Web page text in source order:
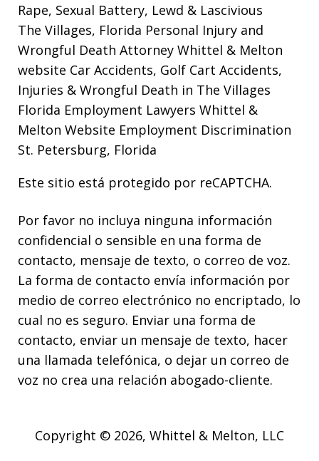
Rape, Sexual Battery, Lewd & Lascivious
The Villages, Florida Personal Injury and
Wrongful Death Attorney Whittel & Melton
website Car Accidents, Golf Cart Accidents,
Injuries & Wrongful Death in The Villages
Florida Employment Lawyers Whittel &
Melton Website Employment Discrimination
St. Petersburg, Florida
Este sitio está protegido por reCAPTCHA.
Por favor no incluya ninguna información
confidencial o sensible en una forma de
contacto, mensaje de texto, o correo de voz.
La forma de contacto envía información por
medio de correo electrónico no encriptado, lo
cual no es seguro. Enviar una forma de
contacto, enviar un mensaje de texto, hacer
una llamada telefónica, o dejar un correo de
voz no crea una relación abogado-cliente.
Copyright © 2026, Whittel & Melton, LLC